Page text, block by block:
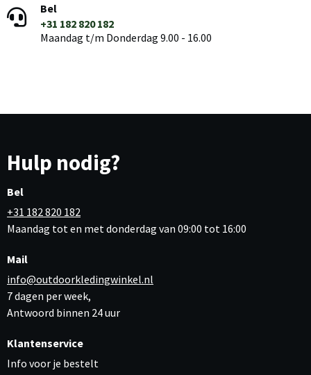
Bel
+31 182 820 182
Maandag t/m Donderdag 9.00 - 16.00
Hulp nodig?
Bel
+31 182 820 182
Maandag tot en met donderdag van 09:00 tot 16:00
Mail
info@outdoorkledingwinkel.nl
7 dagen per week,
Antwoord binnen 24 uur
Klantenservice
Info voor je bestelt